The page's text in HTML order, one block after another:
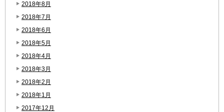
2018年8月
2018年7月
2018年6月
2018年5月
2018年4月
2018年3月
2018年2月
2018年1月
2017年12月